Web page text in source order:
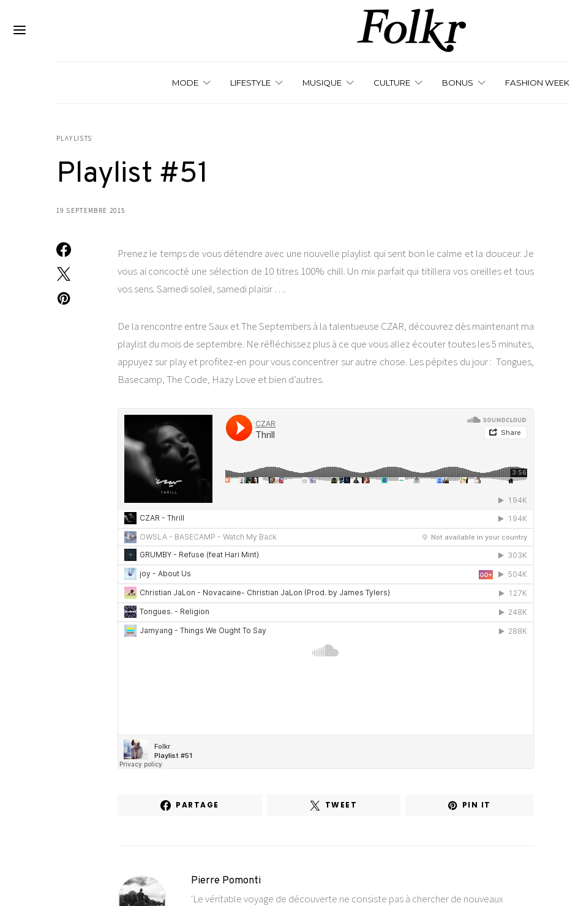
MODE LIFESTYLE MUSIQUE CULTURE BONUS FASHION WEEK
PLAYLISTS
Playlist #51
19 SEPTEMBRE 2015
Prenez le temps de vous détendre avec une nouvelle playlist qui sent bon le calme et la douceur. Je
vous ai concocté une sélection de 10 titres 100% chill. Un mix parfait qui titillera vos oreilles et tous
vos sens. Samedi soleil, samedi plaisir ….
De la rencontre entre Saux et The Septembers à la talentueuse CZAR, découvrez dès maintenant ma
playlist du mois de septembre. Ne réfléchissez plus à ce que vous allez écouter toutes les 5 minutes,
appuyez sur play et profitez-en pour vous concentrer sur autre chose. Les pépites du jour : Tongues,
Basecamp, The Code, Hazy Love et bien d’autres.
PARTAGE TWEET PIN IT
Pierre Pomonti
'Le véritable voyage de découverte ne consiste pas à chercher de nouveaux